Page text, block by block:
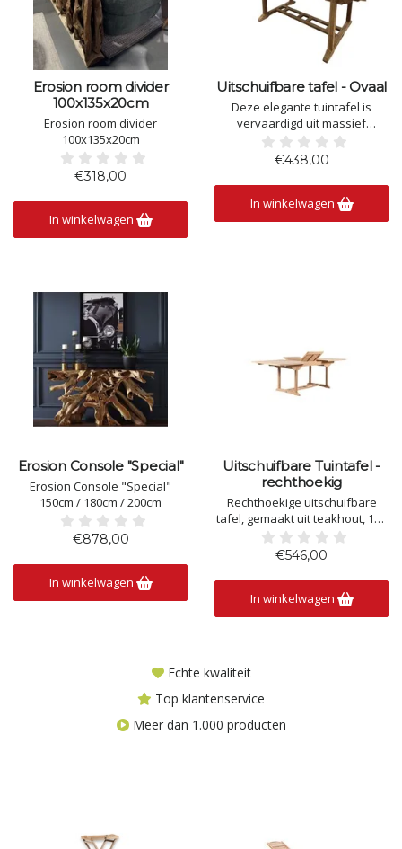
Erosion room divider
100x135x20cm
Erosion room divider
100x135x20cm
€318,00
In winkelwagen
Uitschuifbare tafel - Ovaal
Deze elegante tuintafel is
vervaardigd uit massief
teakhout en combineert tijdloos
design met optimaal
gebruiksgemak. Dankzij het
slimme uitschuifbare systeem
kan de tafel eenvoudig worden
vergroot wanneer extra
€438,00
In winkelwagen
Erosion Console "Special"
Erosion Console "Special"
150cm / 180cm / 200cm
€878,00
In winkelwagen
Uitschuifbare Tuintafel -
rechthoekig
Rechthoekige uitschuifbare
tafel, gemaakt uit teakhout, 100
x 180 /240cm . In uitstekende
kwaliteit.
Onderhoudsvriendelijk..
Direct leverbaar uit stock.
€546,00
In winkelwagen
Echte kwaliteit
Top klantenservice
Meer dan 1.000 producten